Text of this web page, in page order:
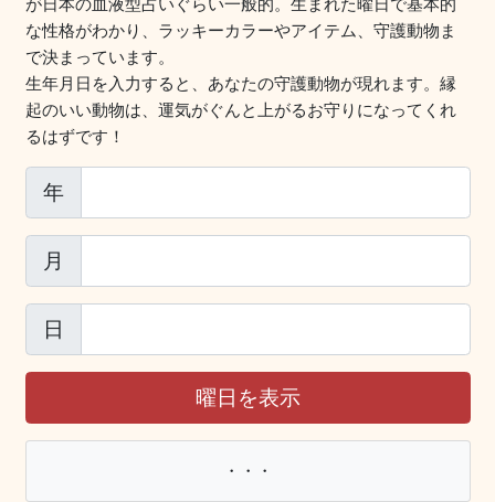
が日本の血液型占いぐらい一般的。生まれた曜日で基本的
な性格がわかり、ラッキーカラーやアイテム、守護動物ま
で決まっています。
生年月日を入力すると、あなたの守護動物が現れます。縁
起のいい動物は、運気がぐんと上がるお守りになってくれ
るはずです！
年
月
日
曜日を表示
・・・